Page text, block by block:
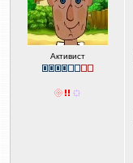
Активист